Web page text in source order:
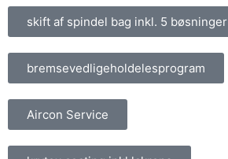
skift af spindel bag inkl. 5 bøsninger
bremsevedligeholdelesprogram
Aircon Service